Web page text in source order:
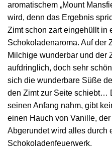
aromatischem „Mount
wird, denn das Ergebnis
Zimt schon zart eingehüllt in
Schokoladenaroma. Auf der
Milchige wunderbar und der
aufdringlich, doch sehr
sich die wunderbare Süße
den Zimt zur Seite schiebt…
seinen Anfang nahm, gibt
einen Hauch von Vanille,
Abgerundet wird alles durch
Schokoladenfeuerwerk.